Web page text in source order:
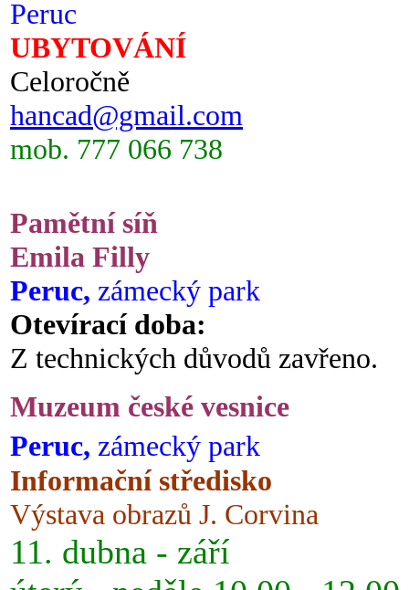
Peruc
UBYTOVÁNÍ
Celoročně
hancad@gmail.com
mob. 777 066 738
Pamětní síň
Emila Filly
Peruc, zámecký park
Otevírací doba:
Z technických důvodů zavřeno.
Muzeum české vesnice
Peruc, zámecký park
Informační středisko
Výstava obrazů J. Corvina
11. dubna - září